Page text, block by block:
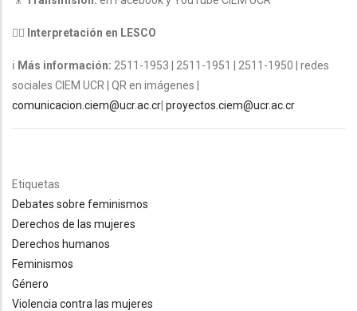
👉🏽 Interpretación en LESCO
ℹ Más información: 2511-1953 | 2511-1951 | 2511-1950 | redes
sociales CIEM UCR | QR en imágenes |
comunicacion.ciem@ucr.ac.cr proyectos.ciem@ucr.ac.cr
Etiquetas
Debates sobre feminismos
Derechos de las mujeres
Derechos humanos
Feminismos
Género
Violencia contra las mujeres